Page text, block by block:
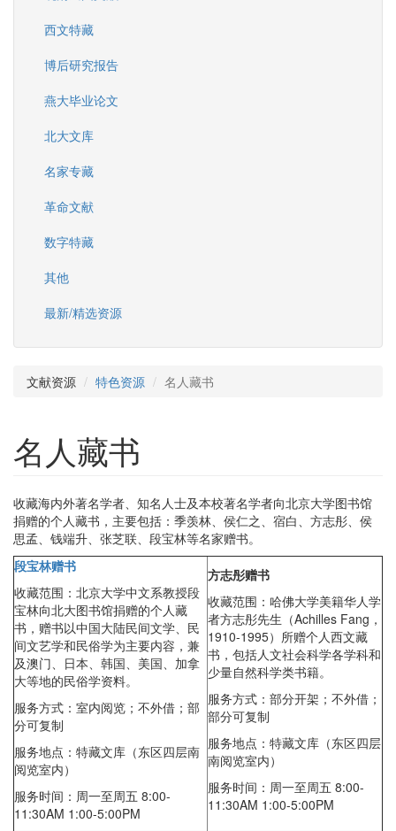
西文特藏
博后研究报告
燕大毕业论文
北大文库
名家专藏
革命文献
数字特藏
其他
最新/精选资源
文献资源 特色资源 名人藏书
名人藏书
收藏海内外著名学者、知名人士及本校著名学者向北京大学图书馆
捐赠的个人藏书，主要包括：季羡林、侯仁之、宿白、方志彤、侯
思孟、钱端升、张芝联、段宝林等名家赠书。
段宝林赠书
收藏范围：北京大学中文系教授段
宝林向北大图书馆捐赠的个人藏
书，赠书以中国大陆民间文学、民
间文艺学和民俗学为主要内容，兼
及澳门、日本、韩国、美国、加拿
大等地的民俗学资料。
服务方式：室内阅览；不外借；部
分可复制
服务地点：特藏文库（东区四层南
阅览室内）
服务时间：周一至周五 8:00-
11:30AM 1:00-5:00PM
方志彤赠书
收藏范围：哈佛大学美籍华人学
者方志彤先生（Achilles Fang，
1910-1995）所赠个人西文藏
书，包括人文社会科学各学科和
少量自然科学类书籍。
服务方式：部分开架；不外借；
部分可复制
服务地点：特藏文库（东区四层
南阅览室内）
服务时间：周一至周五 8:00-
11:30AM 1:00-5:00PM